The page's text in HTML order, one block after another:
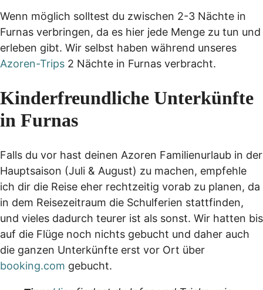
Wenn möglich solltest du zwischen 2-3 Nächte in
Furnas verbringen, da es hier jede Menge zu tun und
erleben gibt. Wir selbst haben während unseres
Azoren-Trips 2 Nächte in Furnas verbracht.
Kinderfreundliche Unterkünfte
in Furnas
Falls du vor hast deinen Azoren Familienurlaub in der
Hauptsaison (Juli & August) zu machen, empfehle
ich dir die Reise eher rechtzeitig vorab zu planen, da
in dem Reisezeitraum die Schulferien stattfinden,
und vieles dadurch teurer ist als sonst. Wir hatten bis
auf die Flüge noch nichts gebucht und daher auch
die ganzen Unterkünfte erst vor Ort über
booking.com gebucht.